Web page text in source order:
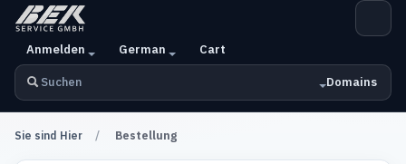
Domains
Anmelden German Cart
Sie sind Hier Bestellung